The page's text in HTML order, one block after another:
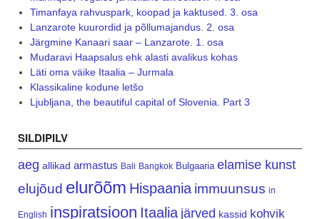
Timanfaya rahvuspark, koopad ja kaktused. 3. osa
Lanzarote kuurordid ja põllumajandus. 2. osa
Järgmine Kanaari saar – Lanzarote. 1. osa
Mudaravi Haapsalus ehk alasti avalikus kohas
Läti oma väike Itaalia – Jurmala
Klassikaline kodune letšo
Ljubljana, the beautiful capital of Slovenia. Part 3
SILDIPILV
aeg allikad armastus Bali Bangkok Bulgaaria elamise kunst
elujõud elurõõm Hispaania immuunsus in
English inspiratsioon Itaalia järved kassid kohvik